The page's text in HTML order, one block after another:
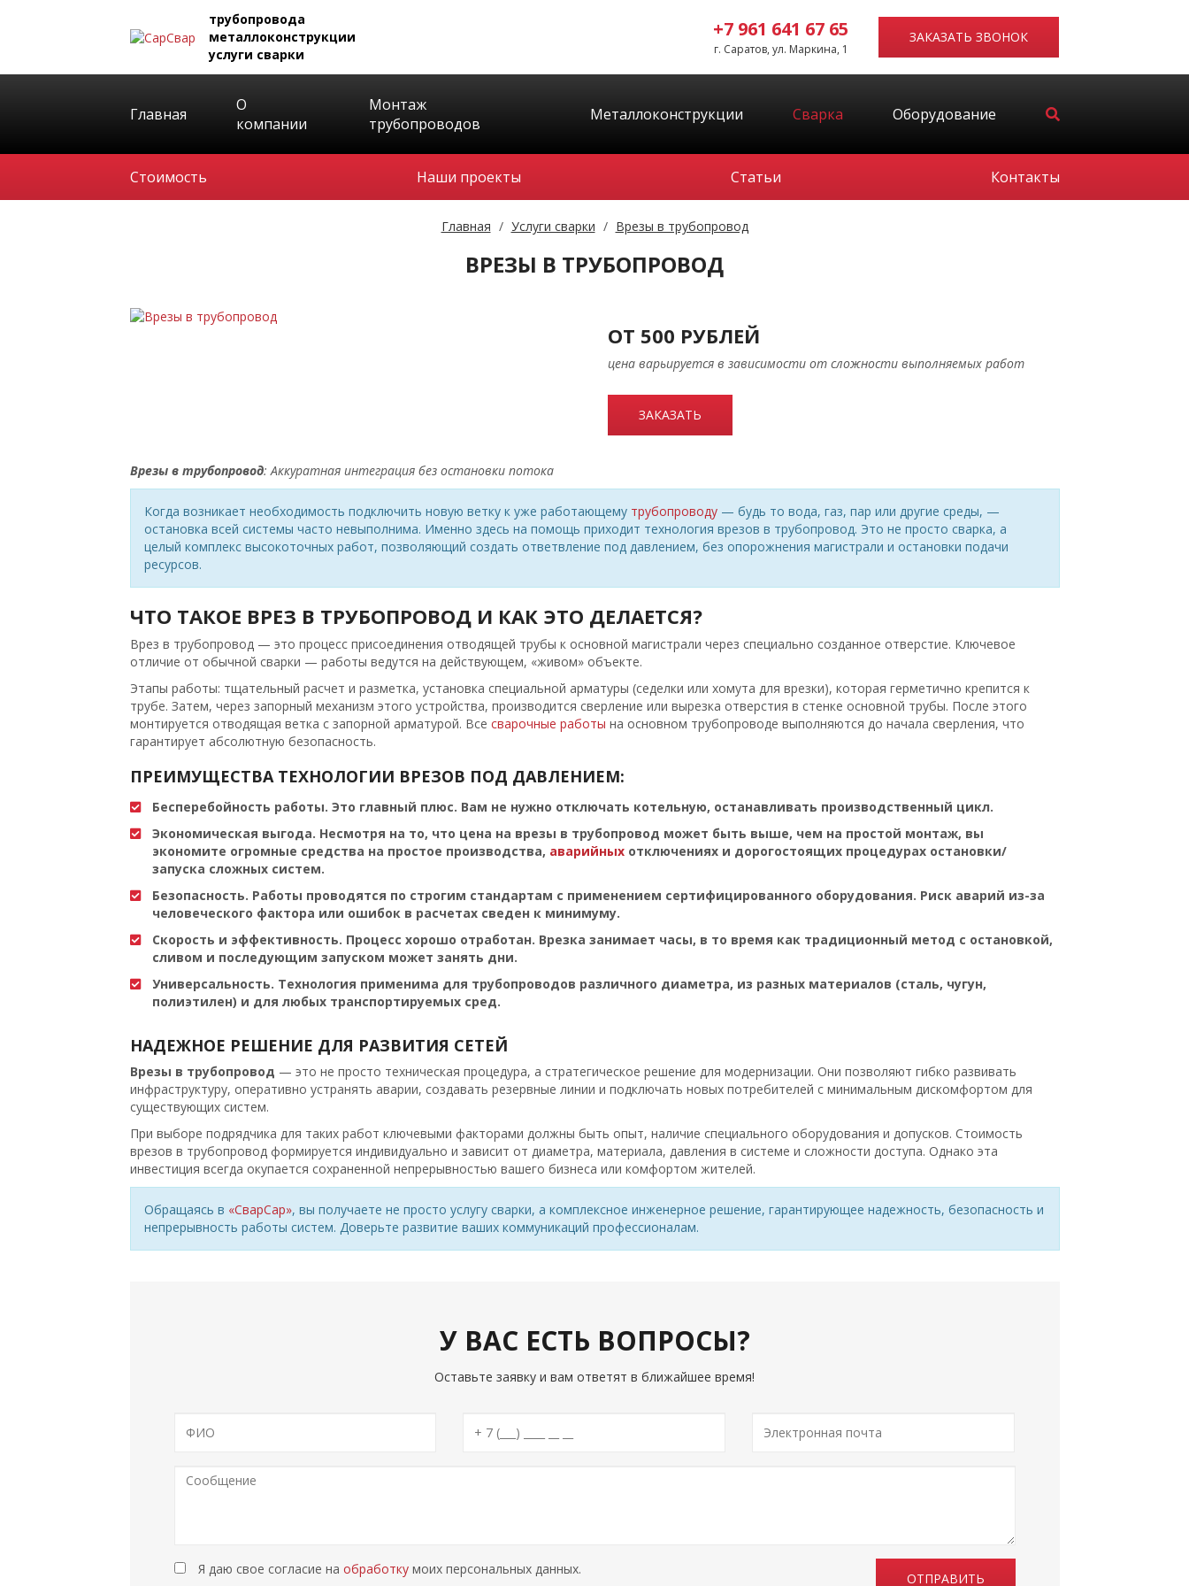
трубопровода
металлоконструкции
услуги сварки
+7 961 641 67 65
г. Cаратов, ул. Маркина, 1
ЗАКАЗАТЬ ЗВОНОК
Главная
О
компании
Монтаж
трубопроводов
Металлоконструкции Сварка Оборудование
Стоимость Наши проекты Статьи Контакты
Главная / Услуги сварки / Врезы в трубопровод
ВРЕЗЫ В ТРУБОПРОВОД
ОТ 500 РУБЛЕЙ
цена варьируется в зависимости от сложности выполняемых работ
ЗАКАЗАТЬ
Врезы в трубопровод: Аккуратная интеграция без остановки потока
Когда возникает необходимость подключить новую ветку к уже работающему трубопроводу— будь то вода, газ, пар или другие среды, —
остановка всей системы часто невыполнима. Именно здесь на помощь приходит технология врезов в трубопровод. Это не просто сварка, а
целый комплекс высокоточных работ, позволяющий создать ответвление под давлением, без опорожнения магистрали и остановки подачи
ресурсов.
ЧТО ТАКОЕ ВРЕЗ В ТРУБОПРОВОД И КАК ЭТО ДЕЛАЕТСЯ?
Врез в трубопровод — это процесс присоединения отводящей трубы к основной магистрали через специально созданное отверстие. Ключевое
отличие от обычной сварки — работы ведутся на действующем, «живом» объекте.
Этапы работы: тщательный расчет и разметка, установка специальной арматуры (седелки или хомута для врезки), которая герметично крепится к
трубе. Затем, через запорный механизм этого устройства, производится сверление или вырезка отверстия в стенке основной трубы. После этого
монтируется отводящая ветка с запорной арматурой. Все сварочные работы на основном трубопроводе выполняются до начала сверления, что
гарантирует абсолютную безопасность.
ПРЕИМУЩЕСТВА ТЕХНОЛОГИИ ВРЕЗОВ ПОД ДАВЛЕНИЕМ:
Бесперебойность работы. Это главный плюс. Вам не нужно отключать котельную, останавливать производственный цикл.
Экономическая выгода. Несмотря на то, что цена на врезы в трубопровод может быть выше, чем на простой монтаж, вы
экономите огромные средства на простое производства, аварийныхотключениях и дорогостоящих процедурах остановки/
запуска сложных систем.
Безопасность. Работы проводятся по строгим стандартам с применением сертифицированного оборудования. Риск аварий из-за
человеческого фактора или ошибок в расчетах сведен к минимуму.
Скорость и эффективность. Процесс хорошо отработан. Врезка занимает часы, в то время как традиционный метод с остановкой,
сливом и последующим запуском может занять дни.
Универсальность. Технология применима для трубопроводов различного диаметра, из разных материалов (сталь, чугун,
полиэтилен) и для любых транспортируемых сред.
НАДЕЖНОЕ РЕШЕНИЕ ДЛЯ РАЗВИТИЯ СЕТЕЙ
Врезы в трубопровод — это не просто техническая процедура, а стратегическое решение для модернизации. Они позволяют гибко развивать
инфраструктуру, оперативно устранять аварии, создавать резервные линии и подключать новых потребителей с минимальным дискомфортом для
существующих систем.
При выборе подрядчика для таких работ ключевыми факторами должны быть опыт, наличие специального оборудования и допусков. Стоимость
врезов в трубопровод формируется индивидуально и зависит от диаметра, материала, давления в системе и сложности доступа. Однако эта
инвестиция всегда окупается сохраненной непрерывностью вашего бизнеса или комфортом жителей.
Обращаясь в «СварСар», вы получаете не просто услугу сварки, а комплексное инженерное решение, гарантирующее надежность, безопасность и
непрерывность работы систем. Доверьте развитие ваших коммуникаций профессионалам.
У ВАС ЕСТЬ ВОПРОСЫ?
Оставьте заявку и вам ответят в ближайшее время!
Я даю свое согласие на обработкумоих персональных данных.
ОТПРАВИТЬ